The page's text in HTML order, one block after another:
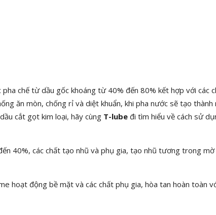
chế từ dầu gốc khoáng từ 40% đến 80% kết hợp với các
ăn mòn, chống rỉ và diệt khuẩn, khi pha nước sẽ tạo thành
cắt gọt kim loại, hãy cùng T-lube đi tìm hiểu về cách sử
40%, các chất tạo nhũ và phụ gia, tạo nhũ tương trong mờ
hoạt động bề mặt và các chất phụ gia, hòa tan hoàn toàn